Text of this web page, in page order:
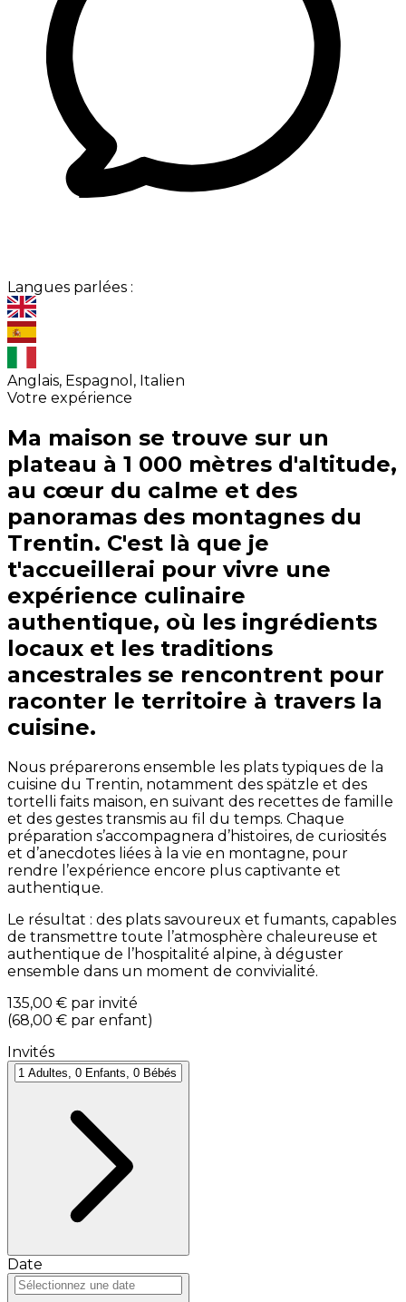
Langues parlées :
Anglais, Espagnol, Italien
Votre expérience
Ma maison se trouve sur un
plateau à 1 000 mètres d'altitude,
au cœur du calme et des
panoramas des montagnes du
Trentin. C'est là que je
t'accueillerai pour vivre une
expérience culinaire
authentique, où les ingrédients
locaux et les traditions
ancestrales se rencontrent pour
raconter le territoire à travers la
cuisine.
Nous préparerons ensemble les plats typiques de la
cuisine du Trentin, notamment des spätzle et des
tortelli faits maison, en suivant des recettes de famille
et des gestes transmis au fil du temps. Chaque
préparation s’accompagnera d’histoires, de curiosités
et d’anecdotes liées à la vie en montagne, pour
rendre l’expérience encore plus captivante et
authentique.
Le résultat : des plats savoureux et fumants, capables
de transmettre toute l’atmosphère chaleureuse et
authentique de l’hospitalité alpine, à déguster
ensemble dans un moment de convivialité.
135,00 € par invité
(68,00 € par enfant)
Invités
Date